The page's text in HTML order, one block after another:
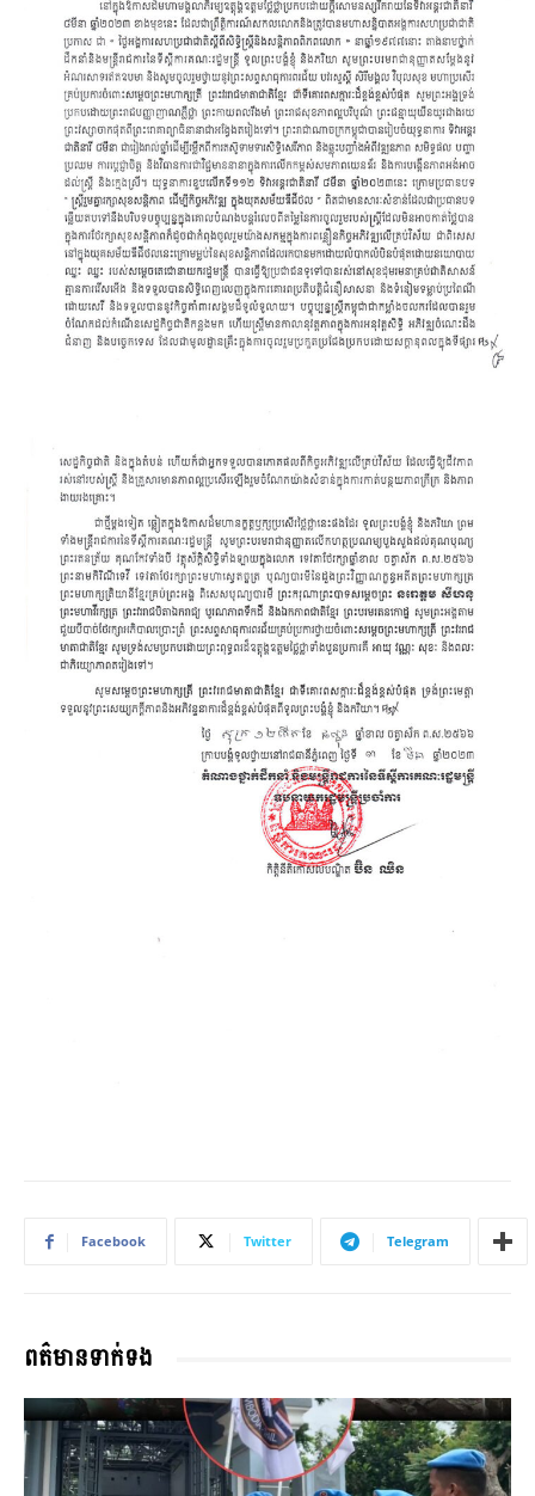
Facebook Twitter Telegram
ពត៌មានទាក់ទង